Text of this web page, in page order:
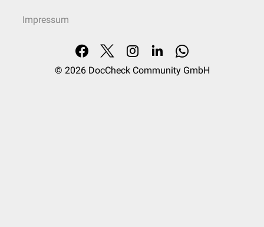
Impressum
© 2026 DocCheck Community GmbH